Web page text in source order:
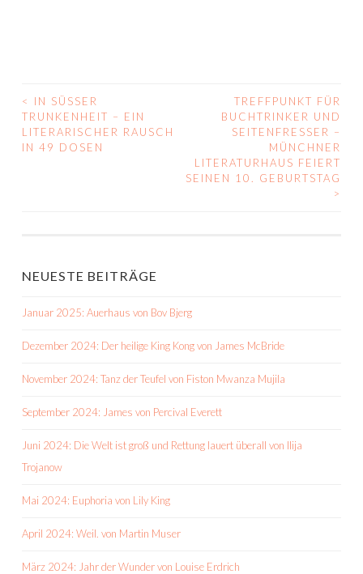
BEITRAGS-
NAVIGATION
<
IN SÜSSER T
RUNKENHEIT – EIN L
ITERARISCHER RAUSCH I
N 49 DOSEN
TREFFPUNKT FÜR
BUCHTRINKER UND
SEITENFRESSER –
MÜNCHNER
LITERATURHAUS FEIERT
SEINEN 10. GEBURTSTAG
>
NEUESTE BEITRÄGE
Januar 2025: Auerhaus von Bov Bjerg
Dezember 2024: Der heilige King Kong von James McBride
November 2024: Tanz der Teufel von Fiston Mwanza Mujila
September 2024: James von Percival Everett
Juni 2024: Die Welt ist groß und Rettung lauert überall von Ilija
Trojanow
Mai 2024: Euphoria von Lily King
April 2024: Weil. von Martin Muser
März 2024: Jahr der Wunder von Louise Erdrich